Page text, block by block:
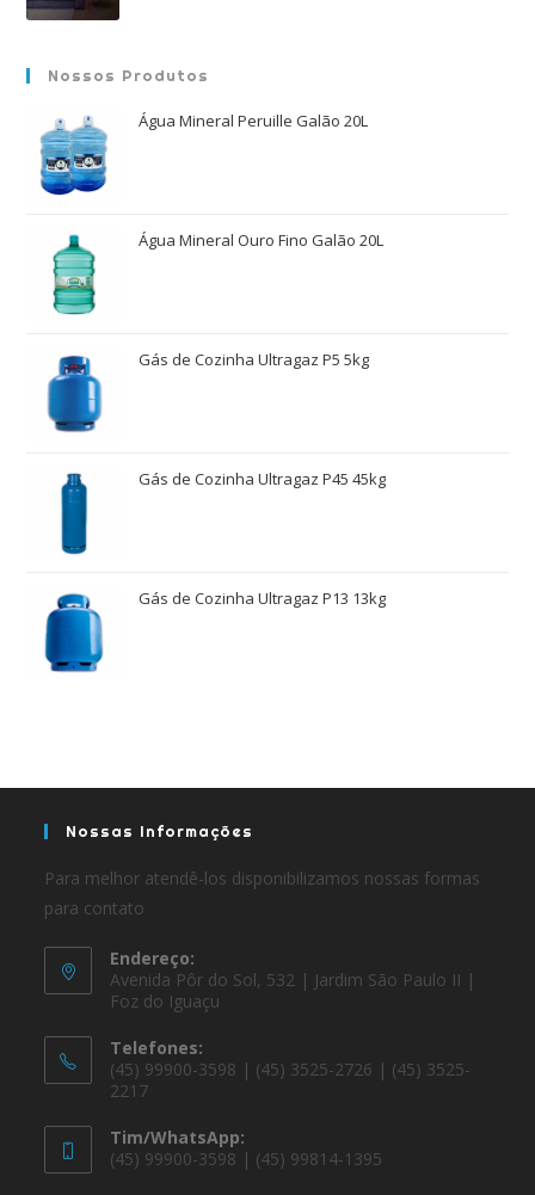
Nossos Produtos
Água Mineral Peruille Galão 20L
Água Mineral Ouro Fino Galão 20L
Gás de Cozinha Ultragaz P5 5kg
Gás de Cozinha Ultragaz P45 45kg
Gás de Cozinha Ultragaz P13 13kg
Nossas Informações
Para melhor atendê-los disponibilizamos nossas formas
para contato
Endereço:
Avenida Pôr do Sol, 532 | Jardim São Paulo II |
Foz do Iguaçu
Telefones:
(45) 99900-3598 | (45) 3525-2726 | (45) 3525-
2217
Tim/WhatsApp:
(45) 99900-3598 | (45) 99814-1395